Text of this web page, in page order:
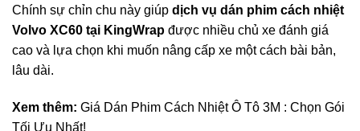
Chính sự chỉn chu này giúp dịch vụ dán phim cách nhiệt
Volvo XC60 tại KingWrap được nhiều chủ xe đánh giá
cao và lựa chọn khi muốn nâng cấp xe một cách bài bản,
lâu dài.
Xem thêm: Giá Dán Phim Cách Nhiệt Ô Tô 3M : Chọn Gói
Tối Ưu Nhất!